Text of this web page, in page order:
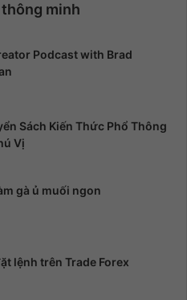
minh
Podcast with Brad
Sách Kiến Thức Phổ Thông
Vị
gà ủ muối ngon
lệnh trên Trade Forex